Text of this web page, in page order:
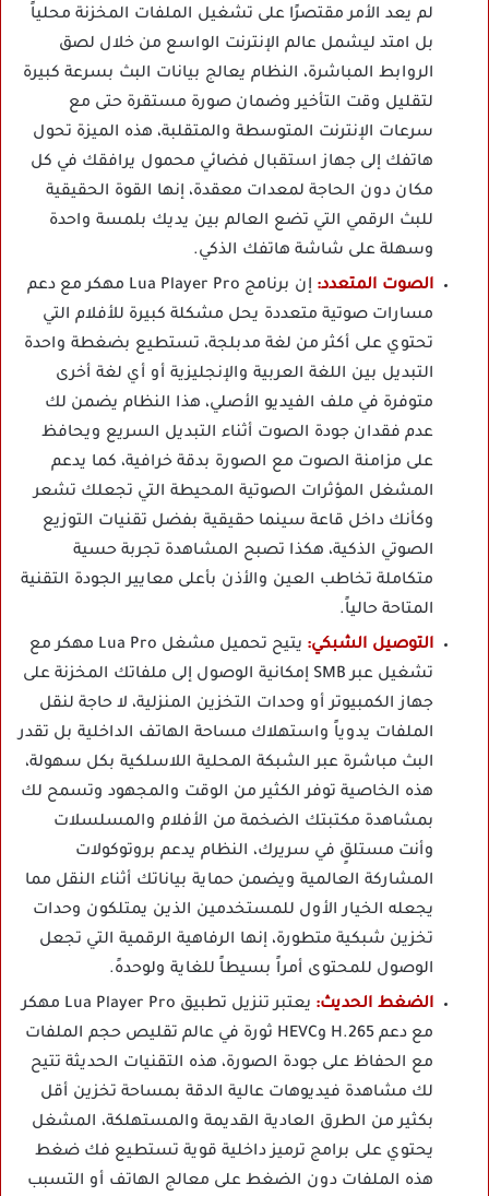
لم يعد الأمر مقتصرًا على تشغيل الملفات المخزنة محلياً
بل امتد ليشمل عالم الإنترنت الواسع من خلال لصق
الروابط المباشرة، النظام يعالج بيانات البث بسرعة كبيرة
لتقليل وقت التأخير وضمان صورة مستقرة حتى مع
سرعات الإنترنت المتوسطة والمتقلبة، هذه الميزة تحول
هاتفك إلى جهاز استقبال فضائي محمول يرافقك في كل
مكان دون الحاجة لمعدات معقدة، إنها القوة الحقيقية
للبث الرقمي التي تضع العالم بين يديك بلمسة واحدة
وسهلة على شاشة هاتفك الذكي.
الصوت المتعدد:
إن برنامج Lua Player Pro مهكر مع دعم
مسارات صوتية متعددة يحل مشكلة كبيرة للأفلام التي
تحتوي على أكثر من لغة مدبلجة، تستطيع بضغطة واحدة
التبديل بين اللغة العربية والإنجليزية أو أي لغة أخرى
متوفرة في ملف الفيديو الأصلي، هذا النظام يضمن لك
عدم فقدان جودة الصوت أثناء التبديل السريع ويحافظ
على مزامنة الصوت مع الصورة بدقة خرافية، كما يدعم
المشغل المؤثرات الصوتية المحيطة التي تجعلك تشعر
وكأنك داخل قاعة سينما حقيقية بفضل تقنيات التوزيع
الصوتي الذكية، هكذا تصبح المشاهدة تجربة حسية
متكاملة تخاطب العين والأذن بأعلى معايير الجودة التقنية
المتاحة حالياً.
التوصيل الشبكي:
يتيح تحميل مشغل Lua Pro مهكر مع
تشغيل عبر SMB إمكانية الوصول إلى ملفاتك المخزنة على
جهاز الكمبيوتر أو وحدات التخزين المنزلية، لا حاجة لنقل
الملفات يدوياً واستهلاك مساحة الهاتف الداخلية بل تقدر
البث مباشرة عبر الشبكة المحلية اللاسلكية بكل سهولة،
هذه الخاصية توفر الكثير من الوقت والمجهود وتسمح لك
بمشاهدة مكتبتك الضخمة من الأفلام والمسلسلات
وأنت مستلقٍ في سريرك، النظام يدعم بروتوكولات
المشاركة العالمية ويضمن حماية بياناتك أثناء النقل مما
يجعله الخيار الأول للمستخدمين الذين يمتلكون وحدات
تخزين شبكية متطورة، إنها الرفاهية الرقمية التي تجعل
الوصول للمحتوى أمراً بسيطاً للغاية ولوحدهً.
الضغط الحديث:
يعتبر تنزيل تطبيق Lua Player Pro مهكر
مع دعم H.265 وHEVC ثورة في عالم تقليص حجم الملفات
مع الحفاظ على جودة الصورة، هذه التقنيات الحديثة تتيح
لك مشاهدة فيديوهات عالية الدقة بمساحة تخزين أقل
بكثير من الطرق العادية القديمة والمستهلكة، المشغل
يحتوي على برامج ترميز داخلية قوية تستطيع فك ضغط
هذه الملفات دون الضغط على معالج الهاتف أو التسبب